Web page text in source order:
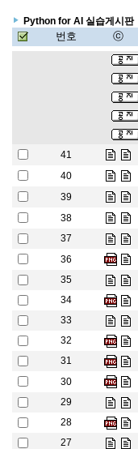
Python for AI 실습게시판
번호 ⓒ
41
40
39
38
37
36
35
34
33
32
31
30
29
28
27